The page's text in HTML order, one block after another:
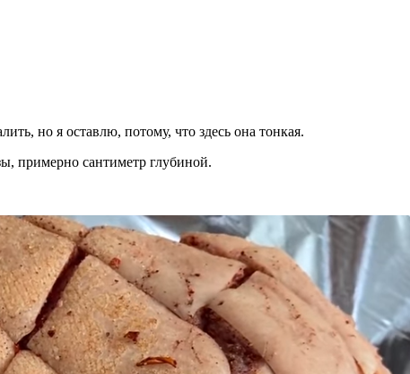
но я оставлю, потому, что здесь она тонкая.
примерно сантиметр глубиной.